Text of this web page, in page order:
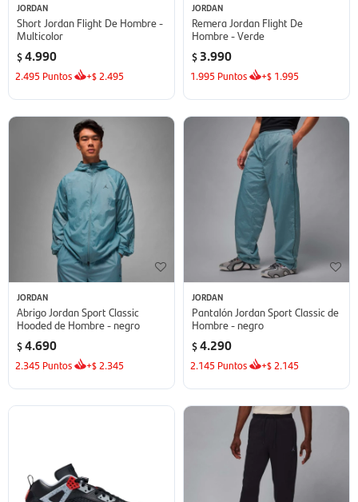
JORDAN
Short Jordan Flight De Hombre -
Multicolor
$4.990
2.495 Puntos +$ 2.495
JORDAN
Remera Jordan Flight De
Hombre - Verde
$ 3.990
1.995 Puntos +$ 1.995
JORDAN
Abrigo Jordan Sport Classic
Hooded de Hombre - negro
$4.690
2.345 Puntos +$ 2.345
JORDAN
Pantalón Jordan Sport Classic de
Hombre - negro
$4.290
2.145 Puntos +$ 2.145